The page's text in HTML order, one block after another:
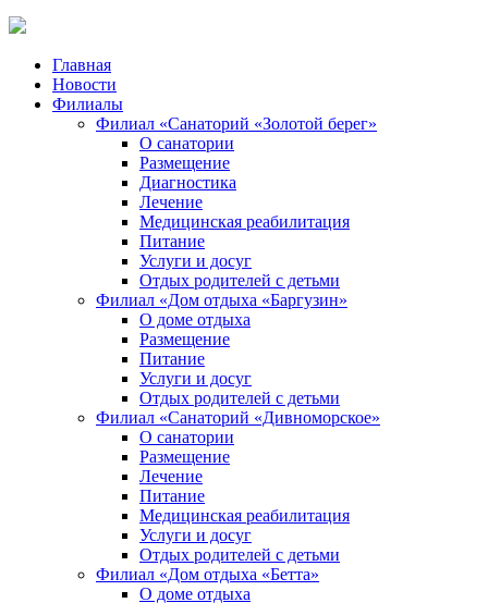
Главная
Новости
Филиалы
Филиал «Санаторий «Золотой берег»
О санатории
Размещение
Диагностика
Лечение
Медицинская реабилитация
Питание
Услуги и досуг
Отдых родителей с детьми
Филиал «Дом отдыха «Баргузин»
О доме отдыха
Размещение
Питание
Услуги и досуг
Отдых родителей с детьми
Филиал «Санаторий «Дивноморское»
О санатории
Размещение
Лечение
Питание
Медицинская реабилитация
Услуги и досуг
Отдых родителей с детьми
Филиал «Дом отдыха «Бетта»
О доме отдыха